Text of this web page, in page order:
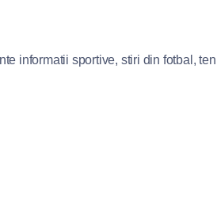
informatii sportive, stiri din fotbal,